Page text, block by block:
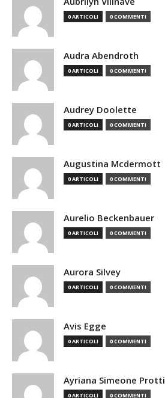
0 ARTICOLI 0 COMMENTI
Audra Abendroth
0 ARTICOLI 0 COMMENTI
Audrey Doolette
0 ARTICOLI 0 COMMENTI
Augustina Mcdermott
0 ARTICOLI 0 COMMENTI
Aurelio Beckenbauer
0 ARTICOLI 0 COMMENTI
Aurora Silvey
0 ARTICOLI 0 COMMENTI
Avis Egge
0 ARTICOLI 0 COMMENTI
Ayriana Simeone Protti
0 ARTICOLI 0 COMMENTI